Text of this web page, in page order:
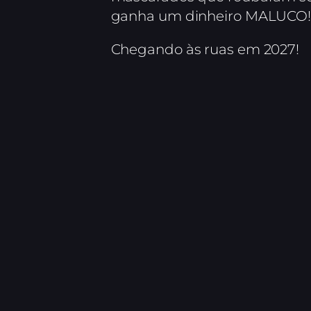
ganha um dinheiro MALUCO!
Chegando às ruas em 2027!